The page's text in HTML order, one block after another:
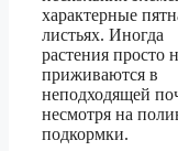
характерные
листьях. Иногда
растения просто
приживаются в
неподходящей
несмотря на
подкормки.